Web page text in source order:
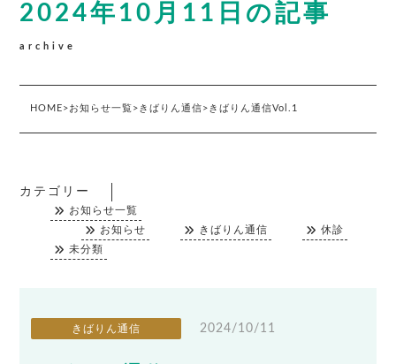
2024年10月11日の記事
archive
HOME > お知らせ一覧 > きばりん通信 > きばりん通信Vol.1
カテゴリー
お知らせ一覧
お知らせ
きばりん通信
休診
未分類
きばりん通信 2024/10/11